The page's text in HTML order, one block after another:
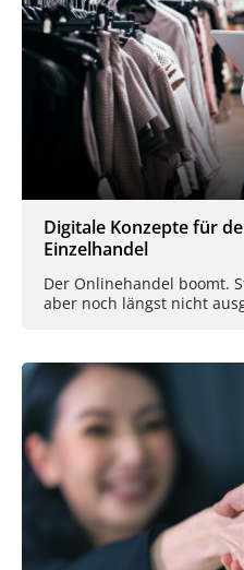
Digitale Konzepte für
Einzelhandel
Der Onlinehandel boomt.
aber noch längst nicht